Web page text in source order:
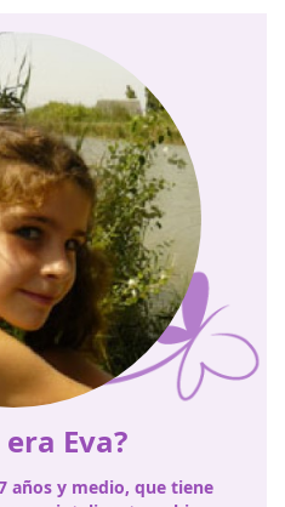
Eva?
años y medio, que tiene